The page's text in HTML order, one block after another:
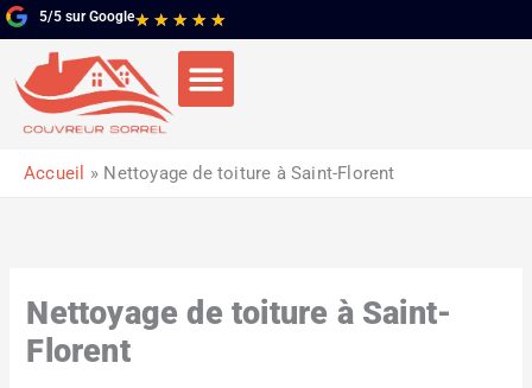
Aller
au
contenu
5/5 sur Google★ ★ ★ ★ ★Noté
5
5
Accueil Nettoyage de toiture à Saint-Florent
Nettoyage de toiture à Saint-
Florent